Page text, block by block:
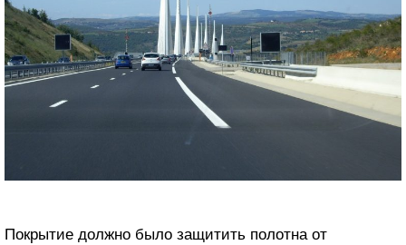
Покрытие должно было защитить полотна от